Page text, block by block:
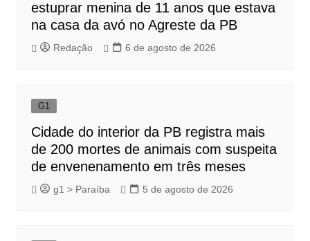
estuprar menina de 11 anos que estava
na casa da avó no Agreste da PB
Redação 6 de agosto de 2026
G1
Cidade do interior da PB registra mais
de 200 mortes de animais com suspeita
de envenenamento em três meses
g1 > Paraíba 5 de agosto de 2026